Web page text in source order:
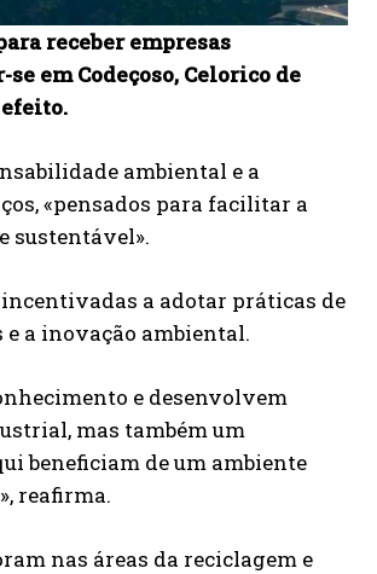
receber empresas
em Codeçoso, Celorico de
ambiental e a
«pensados para facilitar a
sustentável».
incentivadas a adotar práticas de
e a inovação ambiental.
e desenvolvem
mas também um
beneficiam de um ambiente
reafirma.
nas áreas da reciclagem e